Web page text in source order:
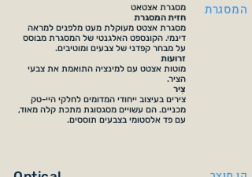
מסגרת אצטאט
חזית המסגרת
מסגרת אצטט מעוקלת מעט מלפנים למראה
דינמי. הקונספט האלגנטי של המסגרת מבוסס
על מבחר קפדני של צבעים ומוטיבים.
זרועות
מוטות אצטט עם למינציה התואמת את צבעי
הציר.
צִיר
צירים בעיצוב ייחודי המדומים לחלקי היי-טק
מכניים. הם עשויים מסגסוגת מתכת קלה מאוד,
עם פד אלסטומי בצבעים תוססים.
המסגרת